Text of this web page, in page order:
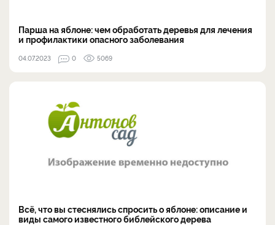
Парша на яблоне: чем обработать деревья для лечения
и профилактики опасного заболевания
04.07.2023 0 5069
Всё, что вы стеснялись спросить о яблоне: описание и
виды самого известного библейского дерева